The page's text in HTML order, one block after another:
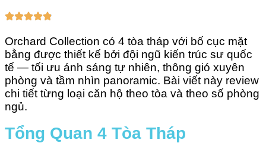
Orchard Collection có 4 tòa tháp với bố cục mặt
bằng được thiết kế bởi đội ngũ kiến trúc sư quốc
tế — tối ưu ánh sáng tự nhiên, thông gió xuyên
phòng và tầm nhìn panoramic. Bài viết này review
chi tiết từng loại căn hộ theo tòa và theo số phòng
ngủ.
Tổng Quan 4 Tòa Tháp